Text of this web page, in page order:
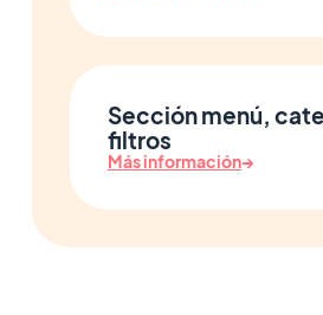
Sección menú,
filtros
Más información→